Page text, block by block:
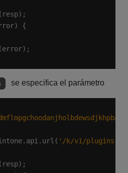
se especifica el parámetro
'/k/v1/